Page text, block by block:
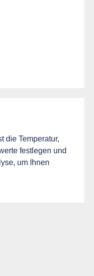
die Temperatur,
festlegen und
um Ihnen